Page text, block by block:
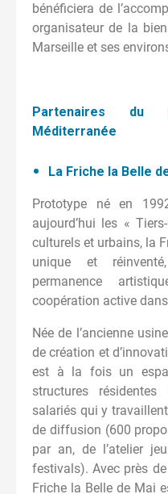
bénéficiera de
organisateur de la
Marseille et ses
Partenaires du
Méditerranée
La Friche la Belle
Prototype né en
aujourd’hui les «
culturels et urbains, la
unique et
permanence
coopération active
Née de l’ancienne
de création et
est à la fois un
structures résidentes
salariés qui y
de diffusion (600
par an, de l’atelier
festivals). Avec près
Friche la Belle de Mai